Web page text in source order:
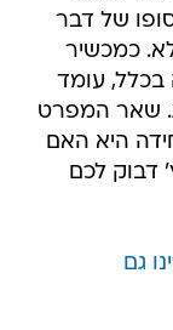
של דבר
כמכשיר
בכלל, עומד
שאר המפרט
היא האם
עם מסך 6.44 אינץ' דבוק לכם
גם